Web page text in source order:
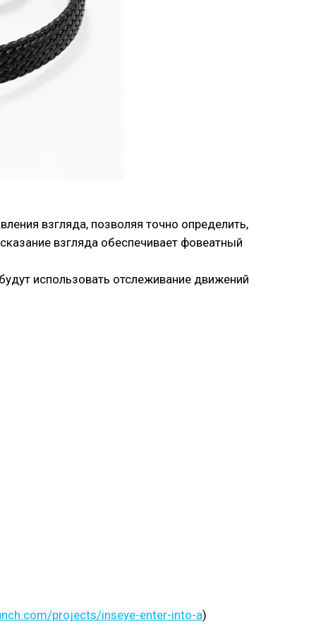
взгляда, позволяя точно определить,
взгляда обеспечивает фовеатный
использовать отслеживание движений
projects/inseye-enter-into-a)